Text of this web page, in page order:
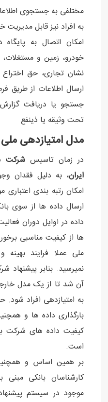
مختلفی به جستجوی
به افراد نیز قابل مدیریت
امکان اتصال به
خودرو، زمین و
نشان تجاری، حق
ارسال اطلاعات از طریق
جستجو یا دریافت
تحت وثیقه یا ذینفع
مدل امتیازدهی ملی
در زمان تاسیسشرکت
ایران، به دلیل فقدان
امکان رتبه بندی
ارسال داده ها از سوی
داده در اوایل دوران
ها از کیفیت مناسبی
ملی عملا فرایند
نمیرسید. بنابر پیشنهاد
آن شد تا از یک مدل
بارگذاری داده ها و
کیفیت داده های شرکت
است.
بر همین اساس و
کارشناسان بانکی مبنی
موجود در سیستم